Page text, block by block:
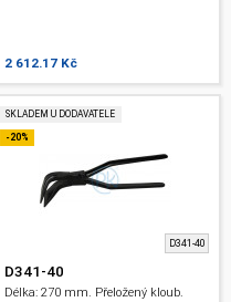
2 612.17 Kč
SKLADEM U DODAVATELE
-20%
D341-40
D341-40
Délka: 270 mm. Přeložený kloub.